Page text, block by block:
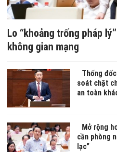
Lo “khoảng trống pháp
không gian mạng
Thống
soát chặt
an toàn
Mở rộng
cần phòng
lạc”